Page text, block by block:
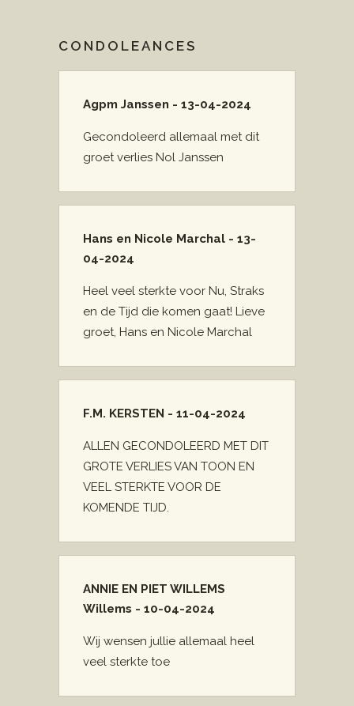
CONDOLEANCES
Agpm Janssen - 13-04-2024
Gecondoleerd allemaal met dit
groet verlies Nol Janssen
Hans en Nicole Marchal - 13-
04-2024
Heel veel sterkte voor Nu, Straks
en de Tijd die komen gaat! Lieve
groet, Hans en Nicole Marchal
F.M. KERSTEN - 11-04-2024
ALLEN GECONDOLEERD MET DIT
GROTE VERLIES VAN TOON EN
VEEL STERKTE VOOR DE
KOMENDE TIJD.
ANNIE EN PIET WILLEMS
Willems - 10-04-2024
Wij wensen jullie allemaal heel
veel sterkte toe